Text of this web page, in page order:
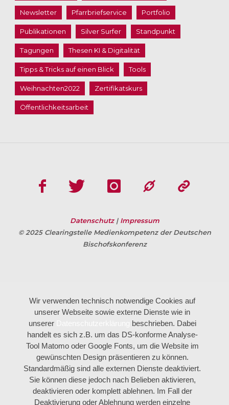
Newsletter Pfarrbriefservice Portfolio
Publikationen Silver Surfer Standpunkt
Tagungen Thesen KI & Digitalität
Tipps & Tricks auf einen Blick Tools
Weihnachten2022 Zertifikatskurs
Öffentlichkeitsarbeit
Datenschutz | Impressum
© 2025 Clearingstelle Medienkompetenz der Deutschen
Bischofskonferenz
Wir verwenden technisch notwendige Cookies auf
unserer Webseite sowie externe Dienste wie in
unserer
beschrieben. Dabei
handelt es sich z.B. um das DS-konforme Analyse-
Tool Matomo oder Google Fonts, um die Website im
gewünschten Design präsentieren zu können.
Standardmäßig sind alle externen Dienste deaktiviert.
Sie können diese jedoch nach Belieben aktivieren,
deaktivieren oder komplett ablehnen. Im Fall der
Deaktivierung oder Ablehnung werden einzelne